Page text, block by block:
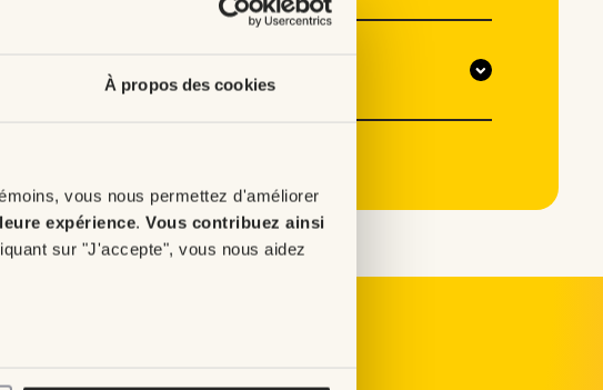
À propos des cookies
vous nous permettez d'améliorer
expérience. Vous contribuez ainsi
sur "J'accepte", vous nous aidez